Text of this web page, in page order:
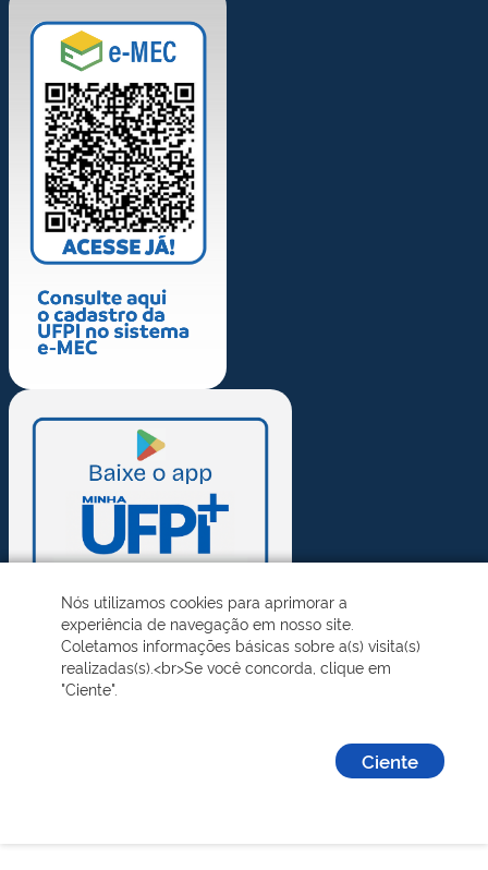
Nós utilizamos cookies para aprimorar a
experiência de navegação em nosso site.
Coletamos informações básicas sobre a(s) visita(s)
realizadas(s).<br>Se você concorda, clique em
"Ciente".
Ciente